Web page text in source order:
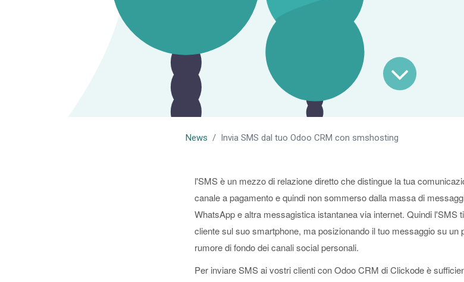
News Invia SMS dal tuo Odoo CRM con smshosting
l'SMS è un mezzo di relazione diretto che distingue la tua
canale a pagamento e quindi non sommerso dalla massa di
WhatsApp e altra messagistica istantanea via internet. Quindi l'SMS
cliente sul suo smartphone, ma posizionando il tuo messaggio su un
rumore di fondo dei canali social personali.
Per inviare SMS ai vostri clienti con Odoo CRM di Clickode è